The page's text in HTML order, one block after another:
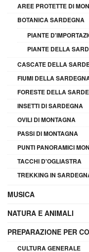
AREE PROTETTE DI
BOTANICA SARDEGNA
PIANTE
PIANTE DELLA
CASCATE DELLA
FIUMI DELLA
FORESTE DELLA
INSETTI DI SARDEGNA
OVILI DI MONTAGNA
PASSI DI MONTAGNA
PUNTI PANORAMICI
TACCHI D'OGLIASTRA
TREKKING IN
MUSICA
NATURA E ANIMALI
PREPARAZIONE PER
CULTURA GENERALE